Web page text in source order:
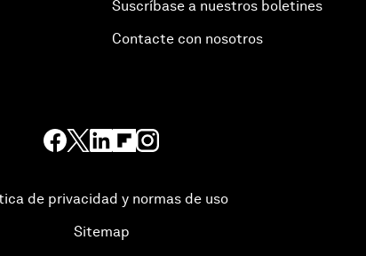
Suscríbase a nuestros boletines
Contacte con nosotros
de privacidad y normas de uso
Sitemap